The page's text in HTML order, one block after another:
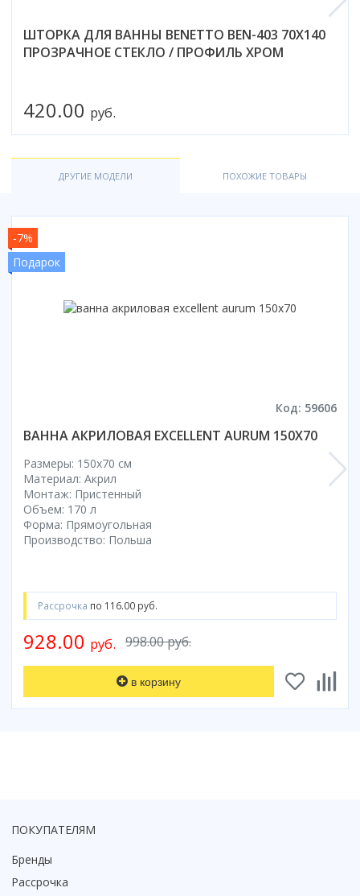
Способ открывания
Со складной дверью
Высота кабины
Высокие
200 см
Смотреть все
Сифоны
ШТОРКА ДЛЯ ВАННЫ BENETTO BEN-403 70X140
ПРОЗРАЧНОЕ СТЕКЛО / ПРОФИЛЬ ХРОМ
420.00 руб.
ДРУГИЕ МОДЕЛИ ПОХОЖИЕ ТОВАРЫ
-7%
Подарок
Код: 59606
ВАННА АКРИЛОВАЯ EXCELLENT AURUM 150X70
Размеры: 150x70 cм
Материал: Акрил
Монтаж: Пристенный
Объем: 170 л
Форма: Прямоугольная
Производство: Польша
Рассрочка по 116.00 руб.
998.00 руб.
928.00 руб.
в корзину
ПОКУПАТЕЛЯМ
Бренды
Рассрочка